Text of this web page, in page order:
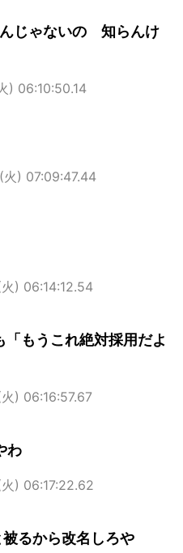
じゃないの 知らんけ
) 06:10:50.14
) 07:09:47.44
) 06:14:12.54
もうこれ絶対採用だよ
) 06:16:57.67
わ
) 06:17:22.62
るから改名しろや